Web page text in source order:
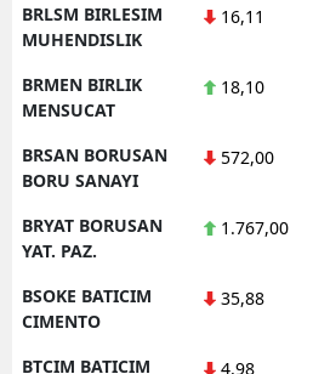
BRLSM BIRLESIM
MUHENDISLIK
16,11
BRMEN BIRLIK
MENSUCAT
18,10
BRSAN BORUSAN
BORU SANAYI
572,00
BRYAT BORUSAN
YAT. PAZ.
1.767,00
BSOKE BATICIM
CIMENTO
35,88
BTCIM BATICIM
4,98